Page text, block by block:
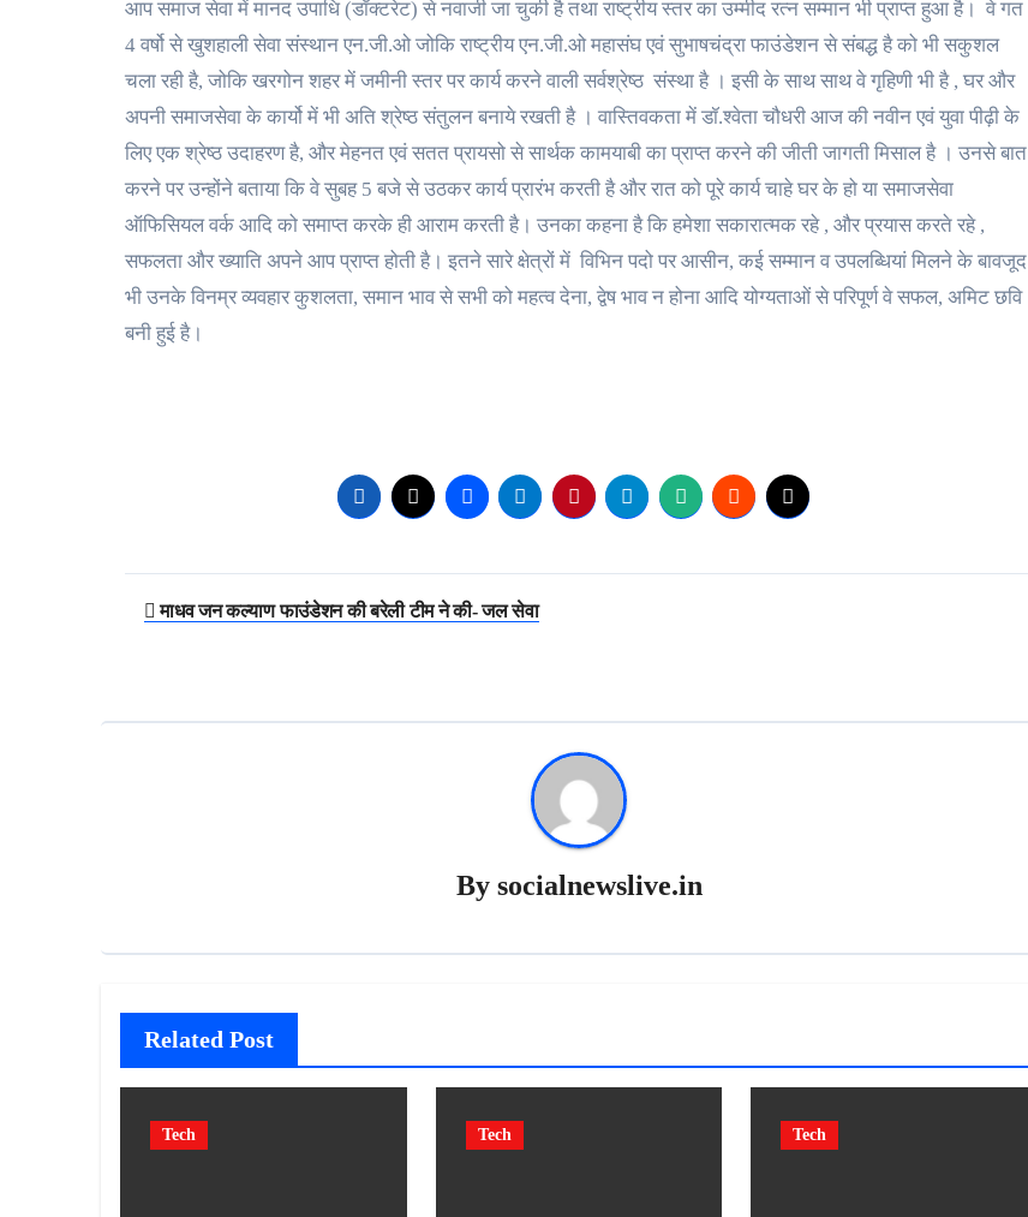
आप समाज सेवा में मानद उपाधि (डॉक्टरेट) से नवाजी जा चुकी है तथा राष्ट्रीय स्तर का उम्मीद रत्न सम्मान भी प्राप्त हुआ है। वे गत
4 वर्षो से खुशहाली सेवा संस्थान एन.जी.ओ जोकि राष्ट्रीय एन.जी.ओ महासंघ एवं सुभाषचंद्रा फाउंडेशन से संबद्ध है को भी सकुशल
चला रही है, जोकि खरगोन शहर में जमीनी स्तर पर कार्य करने वाली सर्वश्रेष्ठ संस्था है । इसी के साथ साथ वे गृहिणी भी है , घर और
अपनी समाजसेवा के कार्यो में भी अति श्रेष्ठ संतुलन बनाये रखती है । वास्तिवकता में डॉ.श्वेता चौधरी आज की नवीन एवं युवा पीढ़ी के
लिए एक श्रेष्ठ उदाहरण है, और मेहनत एवं सतत प्रायसो से सार्थक कामयाबी का प्राप्त करने की जीती जागती मिसाल है । उनसे बात
करने पर उन्होंने बताया कि वे सुबह 5 बजे से उठकर कार्य प्रारंभ करती है और रात को पूरे कार्य चाहे घर के हो या समाजसेवा
ऑफिसियल वर्क आदि को समाप्त करके ही आराम करती है। उनका कहना है कि हमेशा सकारात्मक रहे , और प्रयास करते रहे ,
सफलता और ख्याति अपने आप प्राप्त होती है। इतने सारे क्षेत्रों में विभिन पदो पर आसीन, कई सम्मान व उपलब्धियां मिलने के बावजूद
भी उनके विनम्र व्यवहार कुशलता, समान भाव से सभी को महत्व देना, द्वेष भाव न होना आदि योग्यताओं से परिपूर्ण वे सफल, अमिट छवि
बनी हुई है।
Post
माधव जन कल्याण फाउंडेशन की बरेली टीम ने की- जल सेवा
By socialnewslive.in
Related Post
Tech Tech Tech